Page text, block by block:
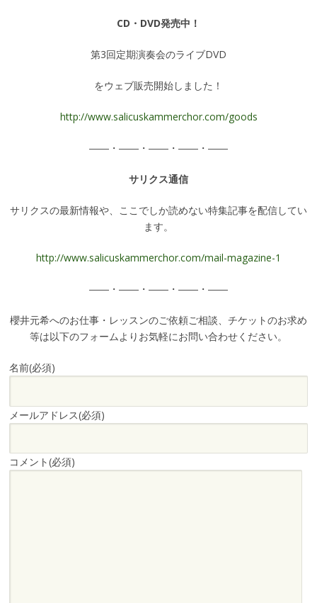
CD・DVD発売中！
第3回定期演奏会のライブDVD
をウェブ販売開始しました！
http://www.salicuskammerchor.com/goods
――・――・――・――・――
サリクス通信
サリクスの最新情報や、ここでしか読めない特集記事を配信してい
ます。
http://www.salicuskammerchor.com/mail-magazine-1
――・――・――・――・――
櫻井元希へのお仕事・レッスンのご依頼ご相談、チケットのお求め
等は以下のフォームよりお気軽にお問い合わせください。
名前(必須)
メールアドレス(必須)
コメント(必須)